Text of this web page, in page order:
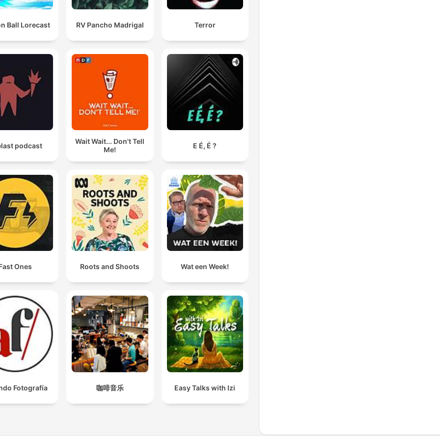
Ball Lorecast RV Pancho Madrigal Terror
podcast
Wait Wait... Don't Tell
Me!
E É, É ?
Ones Roots and Shoots Wat een Week!
Fotografía 咖啡音乐 Easy Talks with Izi